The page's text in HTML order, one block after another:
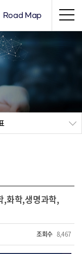
Road Map
,화학,생명과학,
조회수 8,467